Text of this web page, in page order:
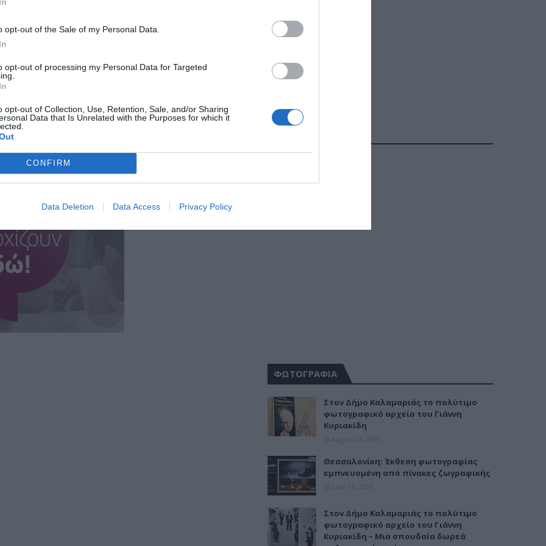
opt-out of the Sale of my Personal Data.
opt-out of processing my Personal Data for Targeted
opt-out of Collection, Use, Retention, Sale, and/or Sharing
Data that Is Unrelated with the Purposes for which it
CONFIRM
Data Deletion Data Access Privacy Policy
πλατφόρμες κοινωνικής δικτύωσης
και αξιόπιστες πηγές
ΦΩΤΟΓΡΑΦΙΑ
Στον Δήμο Καλαμαριάς το πολύτιμο
φωτογραφικό αρχείο του Γιάννη
Κυριακίδη
Θεσσαλονίκη: Έκθεση φωτογραφίας
εμπνευσμένη από πίνακες ζωγραφικής
Στον Δήμο Καλαμαριάς το πολύτιμο
φωτογραφικό αρχείο του Γιάννη
Κυριακίδη – Μια σπουδαία δωρεά